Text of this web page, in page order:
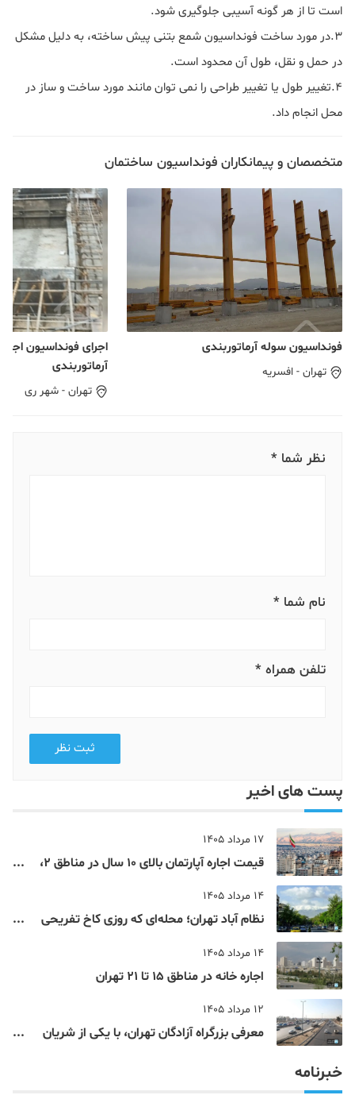
است تا از هر گونه آسیبی جلوگیری شود.
۳.در مورد ساخت فونداسیون شمع بتنی پیش ساخته، به دلیل مشکل
در حمل و نقل، طول آن محدود است.
۴.تغییر طول یا تغییر طراحی را نمی توان مانند مورد ساخت و ساز در
محل انجام داد.
متخصصان و پیمانکاران فونداسیون ساختمان
فونداسیون سوله آرماتوربندی
تهران - افسریه
اجرای فونداسیون
آرماتوربندی
تهران - شهر ری
نظر شما *
نام شما *
تلفن همراه *
ثبت نظر
پست های اخیر
17 مرداد 1405
قیمت اجاره آپارتمان بالای 10 سال در مناطق 2،
14 مرداد 1405
نظام‌ آباد تهران؛ محله‌ای که روزی کاخ تفریحی
14 مرداد 1405
اجاره خانه در مناطق 15 تا 21 تهران
12 مرداد 1405
معرفی بزرگراه آزادگان تهران، با یکی از شریان
خبرنامه